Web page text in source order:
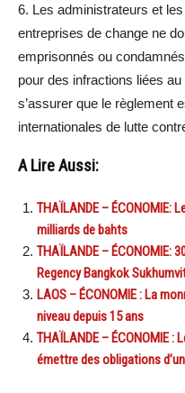
6. Les administrateurs et
entreprises de change ne
emprisonnés ou
pour des infractions liées
s’assurer que le règlement
internationales de lutte
A Lire Aussi:
THAÏLANDE – ÉCONOMIE:
milliards de bahts
THAÏLANDE – ÉCONOMIE:
Regency Bangkok
LAOS – ÉCONOMIE : La
niveau depuis 15 ans
THAÏLANDE – ÉCONOMIE
émettre des obligations